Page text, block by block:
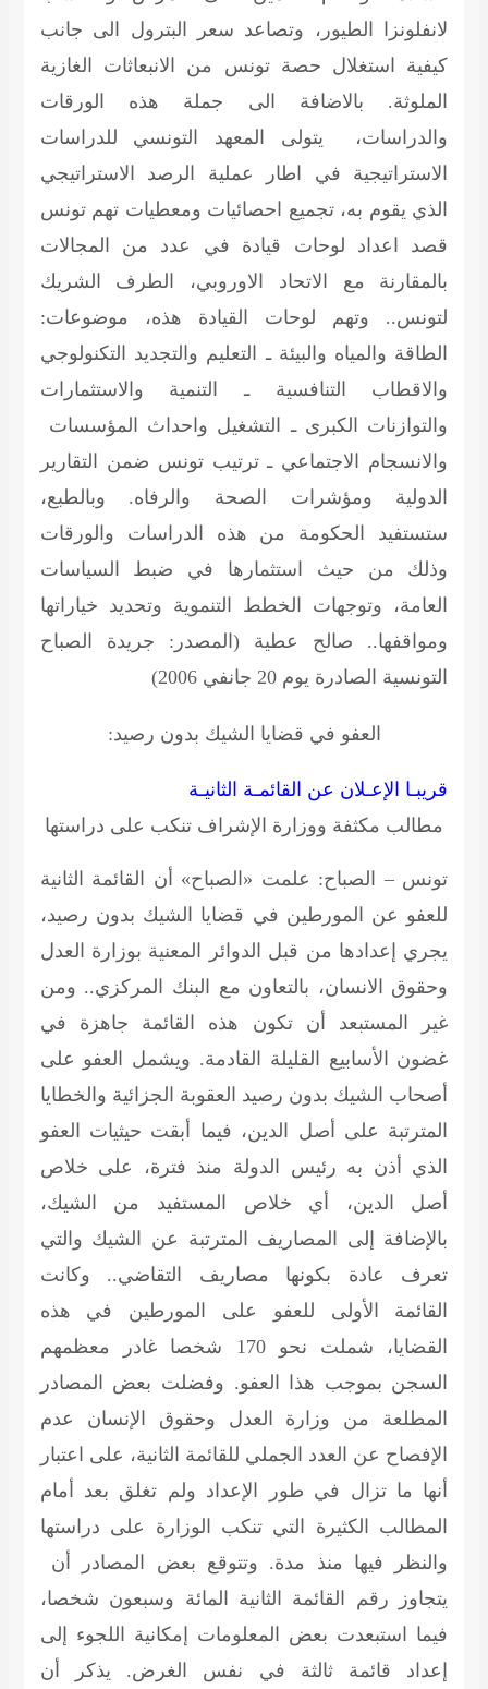
لانفلونزا الطيور، وتصاعد سعر البترول الى جانب
كيفية استغلال حصة تونس من الانبعاثات الغازية
الملوثة. بالاضافة الى جملة هذه الورقات
والدراسات، يتولى المعهد التونسي للدراسات
الاستراتيجية في اطار عملية الرصد الاستراتيجي
الذي يقوم به، تجميع احصائيات ومعطيات تهم تونس
قصد اعداد لوحات قيادة في عدد من المجالات
بالمقارنة مع الاتحاد الاوروبي، الطرف الشريك
لتونس.. وتهم لوحات القيادة هذه، موضوعات:
الطاقة والمياه والبيئة ـ التعليم والتجديد التكنولوجي
والاقطاب التنافسية ـ التنمية والاستثمارات
والتوازنات الكبرى ـ التشغيل واحداث المؤسسات
والانسجام الاجتماعي ـ ترتيب تونس ضمن التقارير
الدولية ومؤشرات الصحة والرفاه. وبالطبع،
ستستفيد الحكومة من هذه الدراسات والورقات
وذلك من حيث استثمارها في ضبط السياسات
العامة، وتوجهات الخطط التنموية وتحديد خياراتها
ومواقفها.. صالح عطية(المصدر: جريدة الصباح
التونسية الصادرة يوم 20 جانفي 2006)
العفو في قضايا الشيك بدون رصيد:
قريبـا الإعـلان عن القائمـة الثانيـة
مطالب مكثفة ووزارة الإشراف تنكب على دراستها
تونس – الصباح: علمت «الصباح» أن القائمة الثانية
للعفو عن المورطين في قضايا الشيك بدون رصيد،
يجري إعدادها من قبل الدوائر المعنية بوزارة العدل
وحقوق الانسان، بالتعاون مع البنك المركزي.. ومن
غير المستبعد أن تكون هذه القائمة جاهزة في
غضون الأسابيع القليلة القادمة. ويشمل العفو على
أصحاب الشيك بدون رصيد العقوبة الجزائية والخطايا
المترتبة على أصل الدين، فيما أبقت حيثيات العفو
الذي أذن به رئيس الدولة منذ فترة، على خلاص
أصل الدين، أي خلاص المستفيد من الشيك،
بالإضافة إلى المصاريف المترتبة عن الشيك والتي
تعرف عادة بكونها مصاريف التقاضي.. وكانت
القائمة الأولى للعفو على المورطين في هذه
القضايا، شملت نحو 170 شخصا غادر معظمهم
السجن بموجب هذا العفو. وفضلت بعض المصادر
المطلعة من وزارة العدل وحقوق الإنسان عدم
الإفصاح عن العدد الجملي للقائمة الثانية، على اعتبار
أنها ما تزال في طور الإعداد ولم تغلق بعد أمام
المطالب الكثيرة التي تنكب الوزارة على دراستها
والنظر فيها منذ مدة. وتتوقع بعض المصادر أن
يتجاوز رقم القائمة الثانية المائة وسبعون شخصا،
فيما استبعدت بعض المعلومات إمكانية اللجوء إلى
إعداد قائمة ثالثة في نفس الغرض. يذكر أن